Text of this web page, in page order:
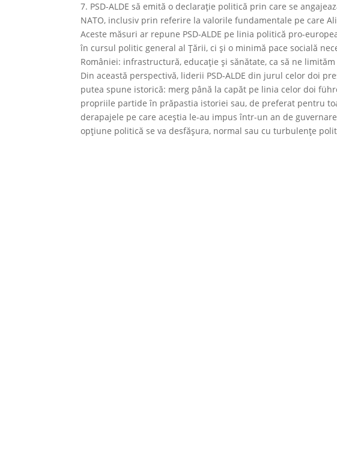
7. PSD-ALDE să emită o declaraţie politică prin care se
NATO, inclusiv prin referire la valorile fundamentale pe care
Aceste măsuri ar repune PSD-ALDE pe linia politică pro-
în cursul politic general al Ţării, ci şi o minimă pace socială
României: infrastructură, educaţie şi sănătate, ca să ne
Din această perspectivă, liderii PSD-ALDE din jurul celor doi
putea spune istorică: merg până la capăt pe linia celor doi
propriile partide în prăpastia istoriei sau, de preferat pentru
derapajele pe care aceştia le-au impus într-un an de
opţiune politică se va desfăşura, normal sau cu turbulenţe